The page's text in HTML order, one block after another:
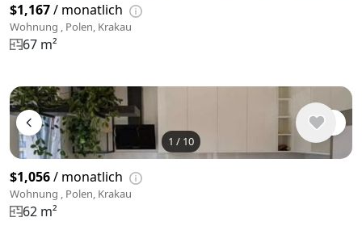
$1,167/ monatlich
Wohnung , Polen, Krakau
67 m²
1 / 10
$1,056/ monatlich
Wohnung , Polen, Krakau
62 m²